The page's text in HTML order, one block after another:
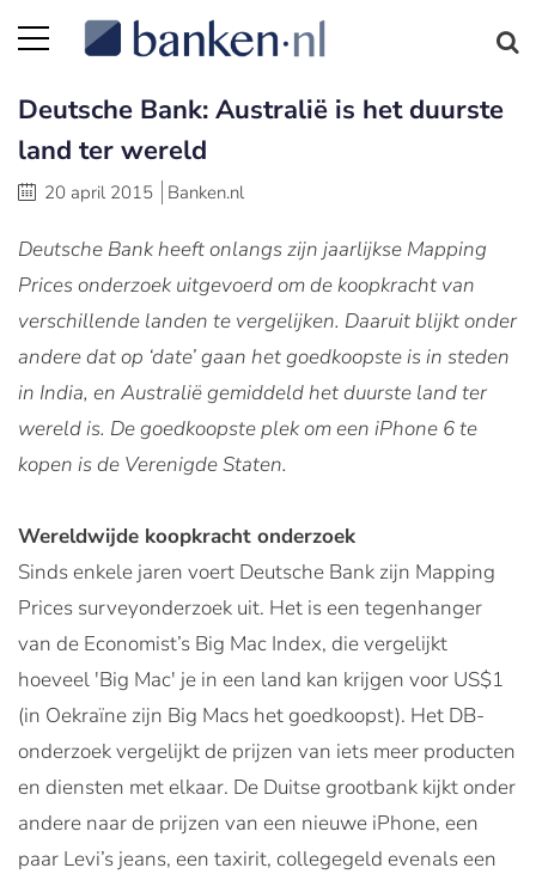
Deutsche Bank: Australië is het duurste
land ter wereld
20 april 2015 Banken.nl
Deutsche Bank heeft onlangs zijn jaarlijkse Mapping
Prices onderzoek uitgevoerd om de koopkracht van
verschillende landen te vergelijken. Daaruit blijkt onder
andere dat op ‘date’ gaan het goedkoopste is in steden
in India, en Australië gemiddeld het duurste land ter
wereld is. De goedkoopste plek om een iPhone 6 te
kopen is de Verenigde Staten.
Wereldwijde koopkracht onderzoek
Sinds enkele jaren voert Deutsche Bank zijn Mapping
Prices surveyonderzoek uit. Het is een tegenhanger
van de Economist’s Big Mac Index, die vergelijkt
hoeveel 'Big Mac' je in een land kan krijgen voor US$1
(in Oekraïne zijn Big Macs het goedkoopst). Het DB-
onderzoek vergelijkt de prijzen van iets meer producten
en diensten met elkaar. De Duitse grootbank kijkt onder
andere naar de prijzen van een nieuwe iPhone, een
paar Levi’s jeans, een taxirit, collegegeld evenals een